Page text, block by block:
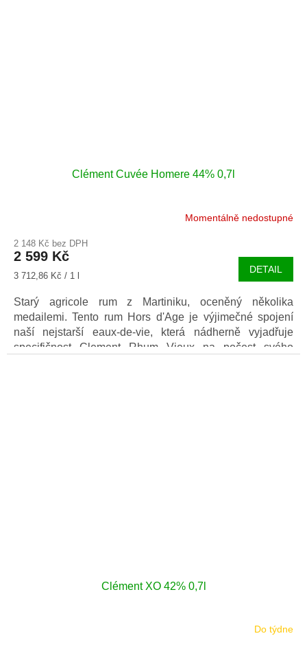
Clément Cuvée Homere 44% 0,7l
Momentálně nedostupné
2 148 Kč bez DPH
2 599 Kč
Měrná
3 712,86 Kč / 1 l
DETAIL
Starý agricole rum z Martiniku, oceněný několika
medailemi. Tento rum Hors d'Age je výjimečné spojení
naší nejstarší eaux-de-vie, která nádherně vyjadřuje
specifičnost Clement Rhum Vieux na počest svého
Clément XO 42% 0,7l
Do týdne